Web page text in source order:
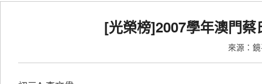
[光榮榜]2007學年澳門
來源：